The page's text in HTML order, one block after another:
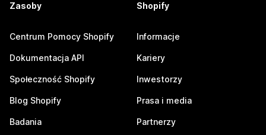
Zasoby
Centrum Pomocy Shopify
Dokumentacja API
Społeczność Shopify
Blog Shopify
Badania
Shopify
Informacje
Kariery
Inwestorzy
Prasa i media
Partnerzy